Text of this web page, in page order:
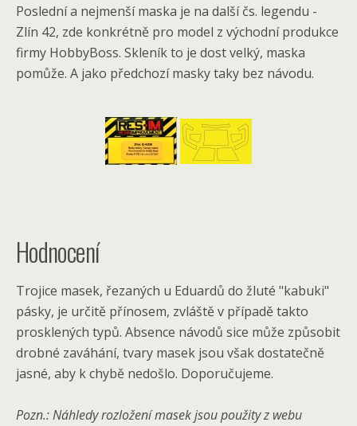
Poslední a nejmenší maska je na další čs. legendu -
Zlín 42, zde konkrétně pro model z východní produkce
firmy HobbyBoss. Skleník to je dost velký, maska
pomůže. A jako předchozí masky taky bez návodu.
Hodnocení
Trojice masek, řezaných u Eduardů do žluté "kabuki"
pásky, je určitě přínosem, zvláště v případě takto
prosklených typů. Absence návodů sice může způsobit
drobné zaváhání, tvary masek jsou však dostatečně
jasné, aby k chybě nedošlo. Doporučujeme.
Pozn.: Náhledy rozložení masek jsou použity z webu